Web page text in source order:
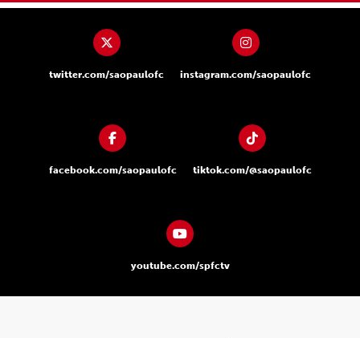
twitter.com/saopaulofc instagram.com/saopaulofc
facebook.com/saopaulofc tiktok.com/@saopaulofc
youtube.com/spfctv